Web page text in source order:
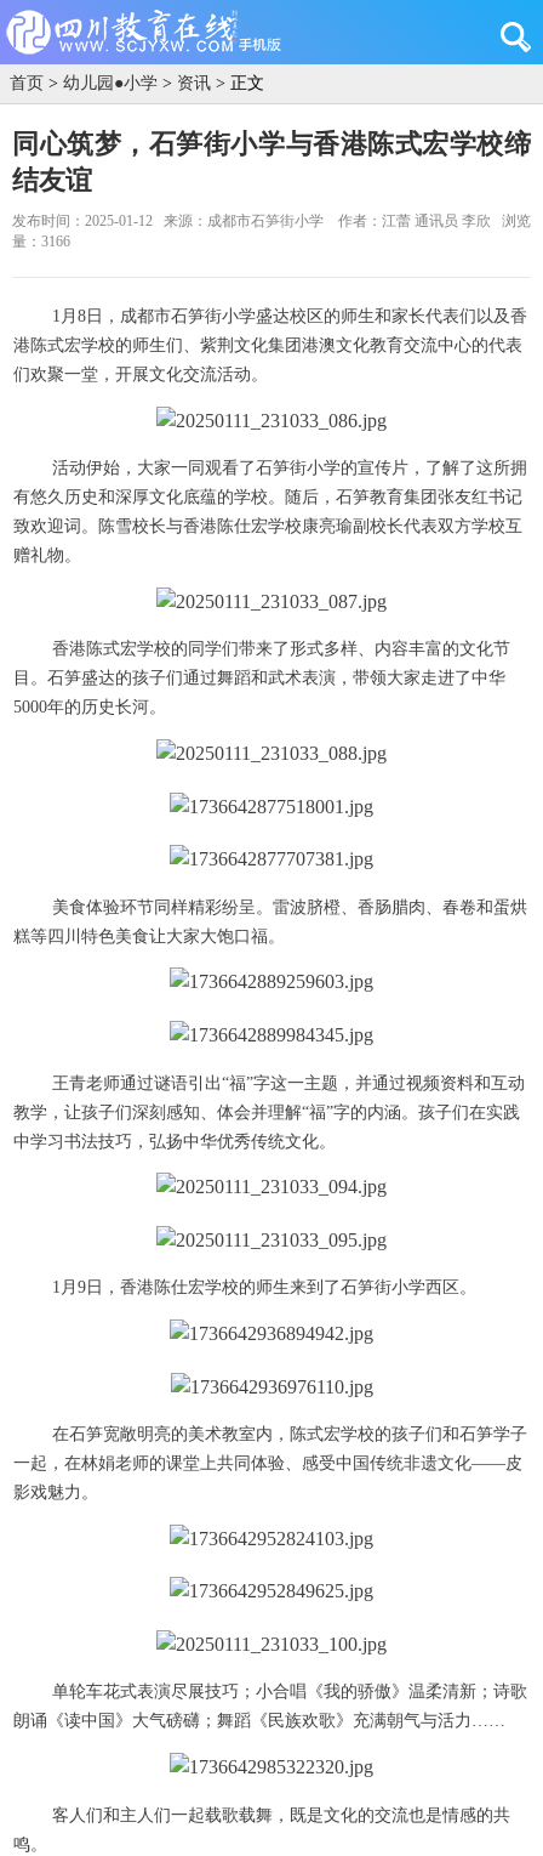
首页 > 幼儿园●小学 > 资讯 > 正文
同心筑梦，石笋街小学与香港陈式宏学校缔
结友谊
发布时间：2025-01-12 来源：成都市石笋街小学 作者：江蕾 通讯员 李欣
浏览
量：3166
1月8日，成都市石笋街小学盛达校区的师生和家长代表们以及香
港陈式宏学校的师生们、紫荆文化集团港澳文化教育交流中心的代表
们欢聚一堂，开展文化交流活动。
活动伊始，大家一同观看了石笋街小学的宣传片，了解了这所拥
有悠久历史和深厚文化底蕴的学校。随后，石笋教育集团张友红书记
致欢迎词。陈雪校长与香港陈仕宏学校康亮瑜副校长代表双方学校互
赠礼物。
香港陈式宏学校的同学们带来了形式多样、内容丰富的文化节
目。石笋盛达的孩子们通过舞蹈和武术表演，带领大家走进了中华
5000年的历史长河。
美食体验环节同样精彩纷呈。雷波脐橙、香肠腊肉、春卷和蛋烘
糕等四川特色美食让大家大饱口福。
王青老师通过谜语引出“福”字这一主题，并通过视频资料和互动
教学，让孩子们深刻感知、体会并理解“福”字的内涵。孩子们在实践
中学习书法技巧，弘扬中华优秀传统文化。
1月9日，香港陈仕宏学校的师生来到了石笋街小学西区。
在石笋宽敞明亮的美术教室内，陈式宏学校的孩子们和石笋学子
一起，在林娟老师的课堂上共同体验、感受中国传统非遗文化——皮
影戏魅力。
单轮车花式表演尽展技巧；小合唱《我的骄傲》温柔清新；诗歌
朗诵《读中国》大气磅礴；舞蹈《民族欢歌》充满朝气与活力……
客人们和主人们一起载歌载舞，既是文化的交流也是情感的共
鸣。